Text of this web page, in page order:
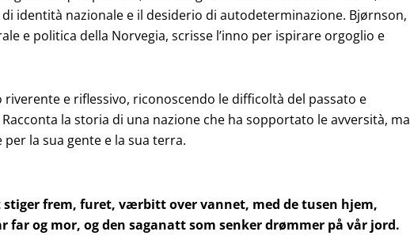
identità nazionale e il desiderio di autodeterminazione. Bjørnson,
e politica della Norvegia, scrisse l’inno per ispirare orgoglio e
riverente e riflessivo, riconoscendo le difficoltà del passato e
la storia di una nazione che ha sopportato le avversità, ma
la sua gente e la sua terra.
stiger frem, furet, værbitt over vannet, med de tusen hjem,
far og mor, og den saganatt som senker drømmer på vår jord.